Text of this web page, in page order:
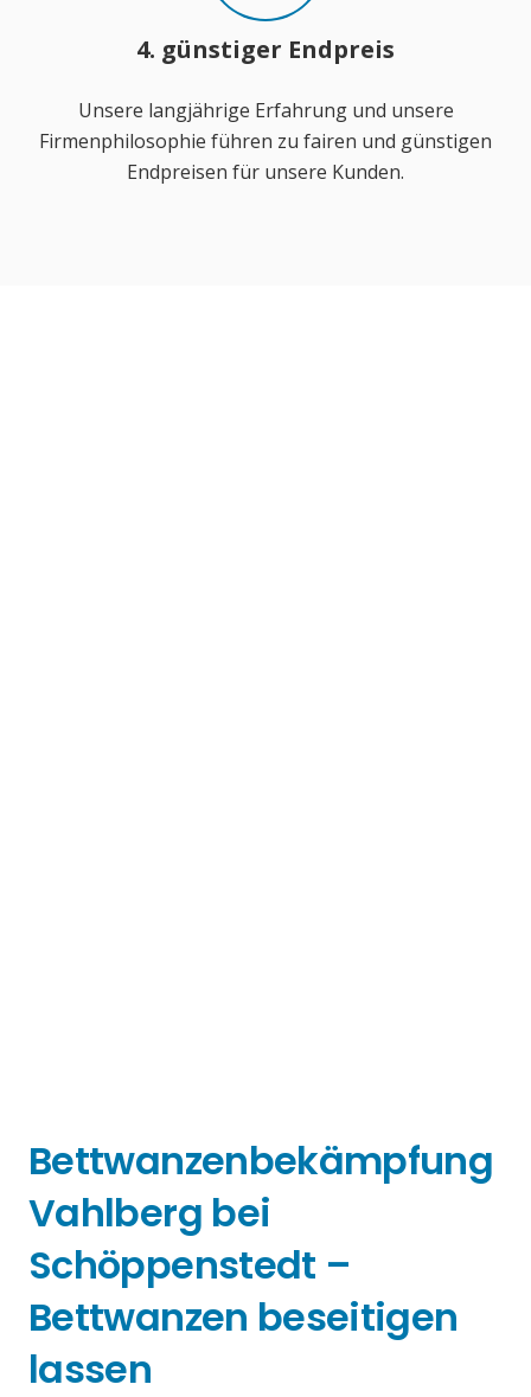
4. günstiger Endpreis
Unsere langjährige Erfahrung und unsere
Firmenphilosophie führen zu fairen und günstigen
Endpreisen für unsere Kunden.
Bettwanzenbekämpfung
Vahlberg bei
Schöppenstedt –
Bettwanzen beseitigen
lassen